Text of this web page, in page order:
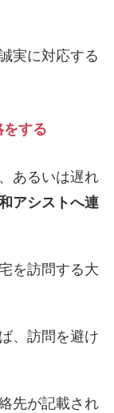
実に対応する
をする
あるいは遅れ
アシストへ連
を訪問する大
、訪問を避け
先が記載され